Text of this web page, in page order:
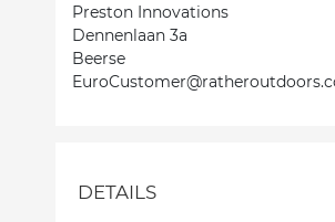
Preston Innovations
Dennenlaan 3a
Beerse
DETAILS